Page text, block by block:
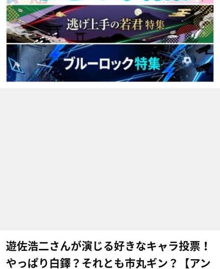
遊佐浩二さんが演じる好きなキャラ投票！
やっぱり白鐸？それとも市丸ギン？【アン